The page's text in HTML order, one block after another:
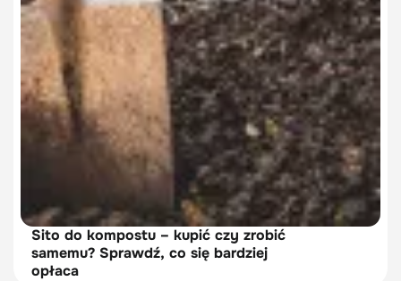
Sito do kompostu – kupić czy zrobić
samemu? Sprawdź, co się bardziej
opłaca